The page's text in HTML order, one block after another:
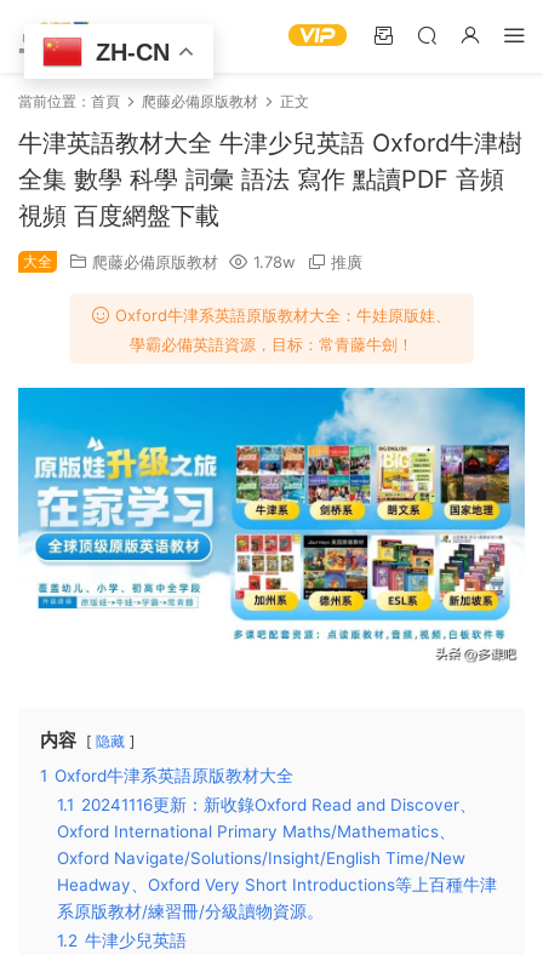
當前位置： 首頁 爬藤必備原版教材 正文
牛津英語教材大全 牛津少兒英語 Oxford牛津樹
全集 數學 科學 詞彙 語法 寫作 點讀PDF 音頻
視頻 百度網盤下載
大全 爬藤必備原版教材 1.78w 推廣
Oxford牛津系英語原版教材大全：牛娃原版娃、
學霸必備英語資源，目标：常青藤牛劍！
内容 隐藏
1 Oxford牛津系英語原版教材大全
1.1 20241116更新：新收錄Oxford Read and Discover、
Oxford International Primary Maths/Mathematics、
Oxford Navigate/Solutions/Insight/English Time/New
Headway、Oxford Very Short Introductions等上百種牛津
系原版教材/練習冊/分級讀物資源。
1.2 牛津少兒英語
ZH-CN